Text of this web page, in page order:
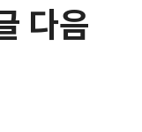
다음